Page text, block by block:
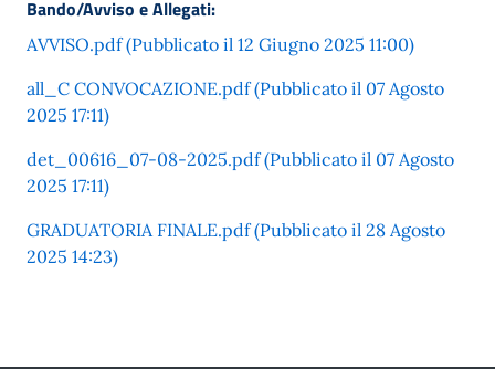
Bando/Avviso e Allegati:
AVVISO.pdf (Pubblicato il 12 Giugno 2025 11:00)
all_C CONVOCAZIONE.pdf (Pubblicato il 07 Agosto
2025 17:11)
det_00616_07-08-2025.pdf (Pubblicato il 07 Agosto
2025 17:11)
GRADUATORIA FINALE.pdf (Pubblicato il 28 Agosto
2025 14:23)